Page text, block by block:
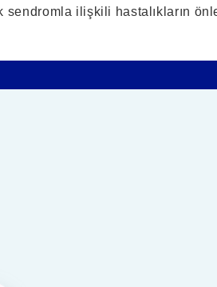
sendromla ilişkili hastalıkların